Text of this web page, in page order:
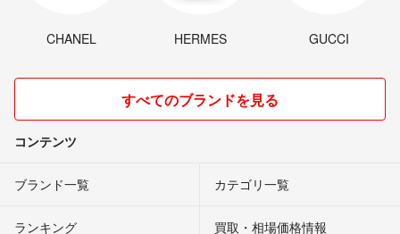
CHANEL HERMES GUCCI
すべてのブランドを見る
コンテンツ
ブランド一覧 カテゴリ一覧
ランキング 買取・相場価格情報